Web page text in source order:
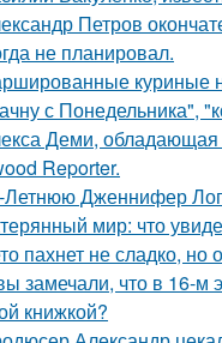
Петров
не планировал.
куриные
с Понедельника",
Деми, обладающая
Reporter.
Дженнифер
мир: что
пахнет не сладко, но
замечали, что в 16-м
книжкой?